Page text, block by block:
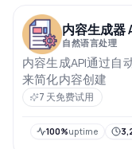
内容生成器
自然语言处理
内容生成API通过自
来简化内容创建
7 天免费试用
100%uptime